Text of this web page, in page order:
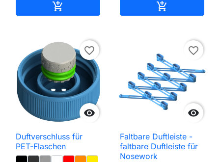
 

favorite_border
Duftverschluss für
PET-Flaschen

favorite_border
Faltbare Duftleiste -
faltbare Duftleiste für
Nosework